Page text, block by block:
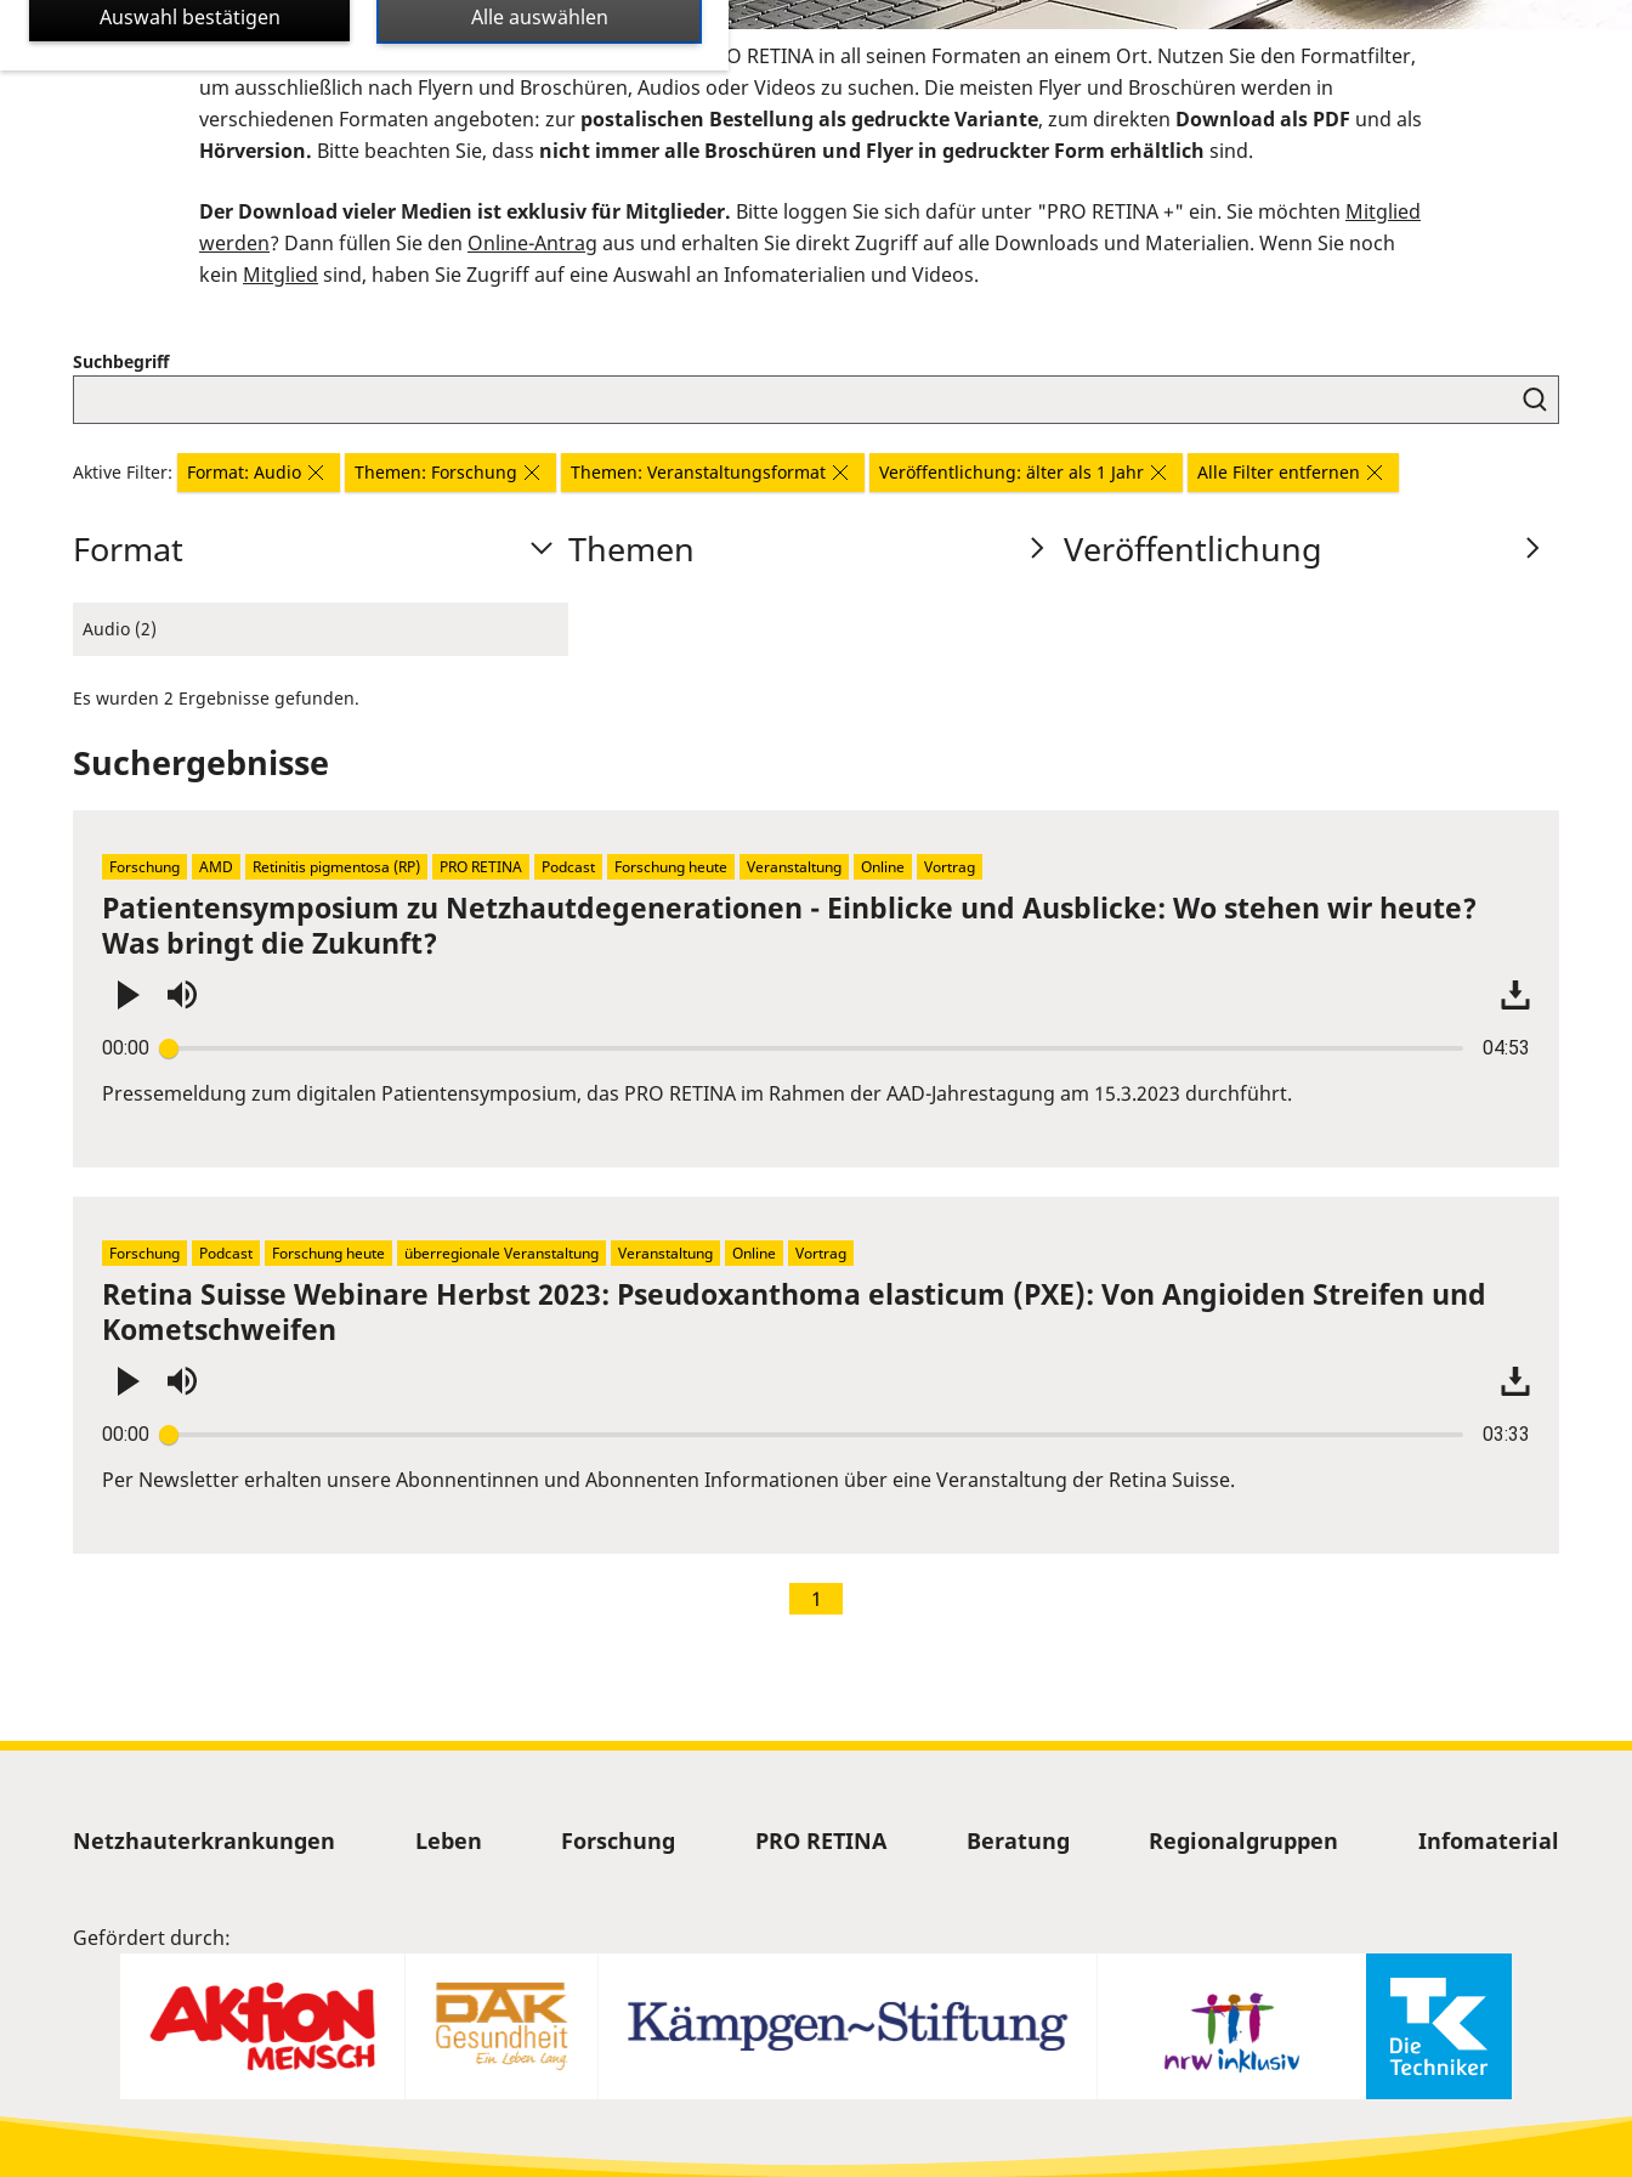
Auf dieser Seite finden Sie sämtliches Infomaterial der PRO RETINA in all seinen Formaten an einem Ort. Nutzen Sie den Formatfilter,
um ausschließlich nach Flyern und Broschüren, Audios oder Videos zu suchen. Die meisten Flyer und Broschüren werden in
verschiedenen Formaten angeboten: zur postalischen Bestellung als gedruckte Variante, zum direkten Download als PDF und als
Hörversion. Bitte beachten Sie, dass nicht immer alle Broschüren und Flyer in gedruckter Form erhältlich sind.
Der Download vieler Medien ist exklusiv für Mitglieder. Bitte loggen Sie sich dafür unter "PRO RETINA +" ein. Sie möchten Mitglied
werden? Dann füllen Sie den Online-Antrag aus und erhalten Sie direkt Zugriff auf alle Downloads und Materialien. Wenn Sie noch
kein Mitglied sind, haben Sie Zugriff auf eine Auswahl an Infomaterialien und Videos.
Suchbegriff
Aktive Filter: Format: Audio Themen: Forschung Themen: Veranstaltungsformat Veröffentlichung: älter als 1 Jahr Alle Filter entfernen
Format
Audio (2)
Themen Veröffentlichung
Es wurden 2 Ergebnisse gefunden.
Suchergebnisse
Patientensymposium zu Netzhautdegenerationen - Einblicke und Ausblicke: Wo stehen wir heute?
Was bringt die Zukunft?
00:00 04:53
Enter
or
slider.
Pressemeldung zum digitalen Patientensymposium, das PRO RETINA im Rahmen der AAD-Jahrestagung am 15.3.2023 durchführt.
Forschung AMD Retinitis pigmentosa (RP) PRO RETINA Podcast Forschung heute Veranstaltung Online Vortrag
Retina Suisse Webinare Herbst 2023: Pseudoxanthoma elasticum (PXE): Von Angioiden Streifen und
Kometschweifen
00:00 03:33
Enter
or
Per Newsletter erhalten unsere Abonnentinnen und Abonnenten Informationen über eine Veranstaltung der Retina Suisse.
Forschung Podcast Forschung heute überregionale Veranstaltung Veranstaltung Online Vortrag
1
Sitemap
Netzhauterkrankungen Leben Forschung PRO RETINA Beratung Regionalgruppen Infomaterial
Gefördert durch:
Alle auswählen
Auswahl bestätigen